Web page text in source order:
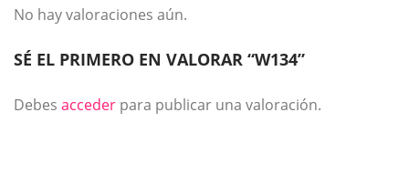
No hay valoraciones aún.
SÉ EL PRIMERO EN VALORAR “W134”
Debes acceder para publicar una valoración.